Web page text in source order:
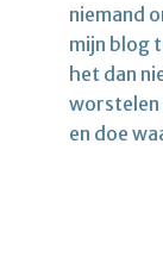
niemand
mijn blog
het dan
worstelen
en doe